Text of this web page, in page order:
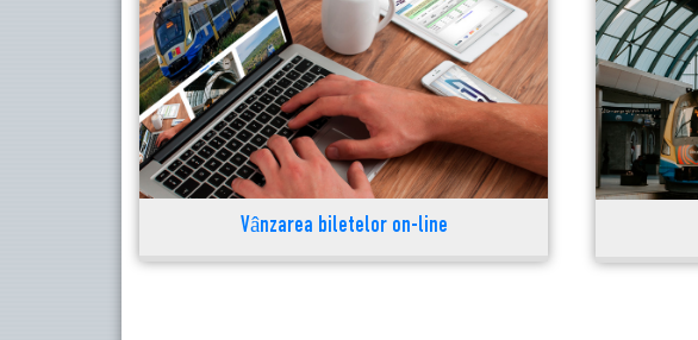
Vânzarea biletelor on-line